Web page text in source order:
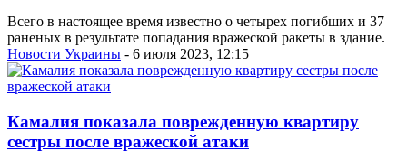
Всего в настоящее время известно о четырех погибших и 37
раненых в результате попадания вражеской ракеты в здание.
Новости Украины - 6 июля 2023, 12:15
Камалия показала поврежденную квартиру
сестры после вражеской атаки